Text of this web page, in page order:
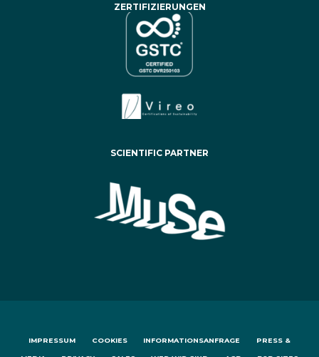
ZERTIFIZIERUNGEN
SCIENTIFIC PARTNER
IMPRESSUM COOKIES INFORMATIONSANFRAGE PRESS &